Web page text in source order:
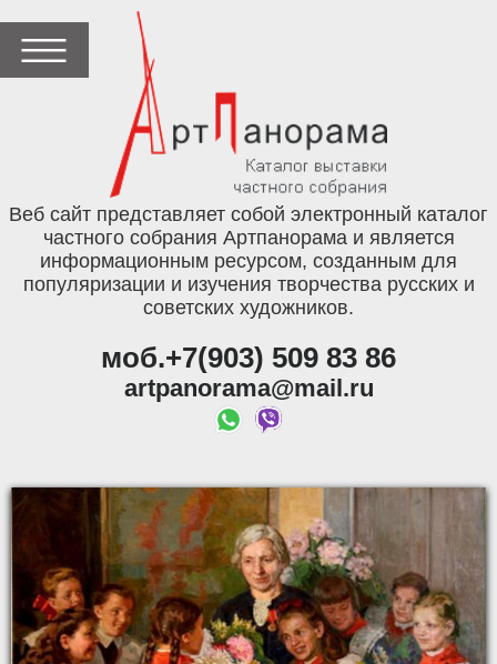
Веб сайт представляет собой электронный каталог
частного собрания Артпанорама и является
информационным ресурсом, созданным для
популяризации и изучения творчества русских и
советских художников.
моб.+7(903) 509 83 86
artpanorama@mail.ru